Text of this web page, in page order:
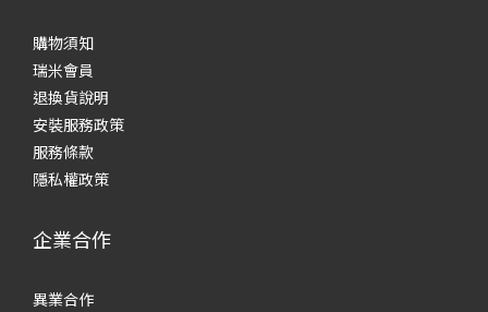
購物須知
瑞米會員
退換貨說明
安裝服務政策
服務條款
隱私權政策
企業合作
異業合作